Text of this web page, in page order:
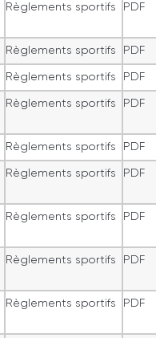
Règlements sportifs PDF
Règlements sportifs PDF
Règlements sportifs PDF
Règlements sportifs PDF
Règlements sportifs PDF
Règlements sportifs PDF
Règlements sportifs PDF
Règlements sportifs PDF
Règlements sportifs PDF